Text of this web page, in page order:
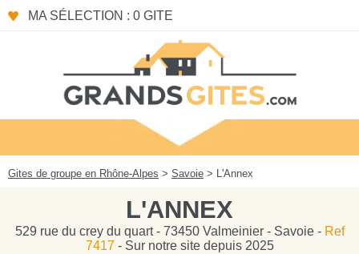
MA SÉLECTION : 0 GITE
Gites de groupe en Rhône-Alpes > Savoie > L'Annex
L'ANNEX
529 rue du crey du quart - 73450 Valmeinier - Savoie - Ref
7417 - Sur notre site depuis 2025
Panneau de gestion des cookies